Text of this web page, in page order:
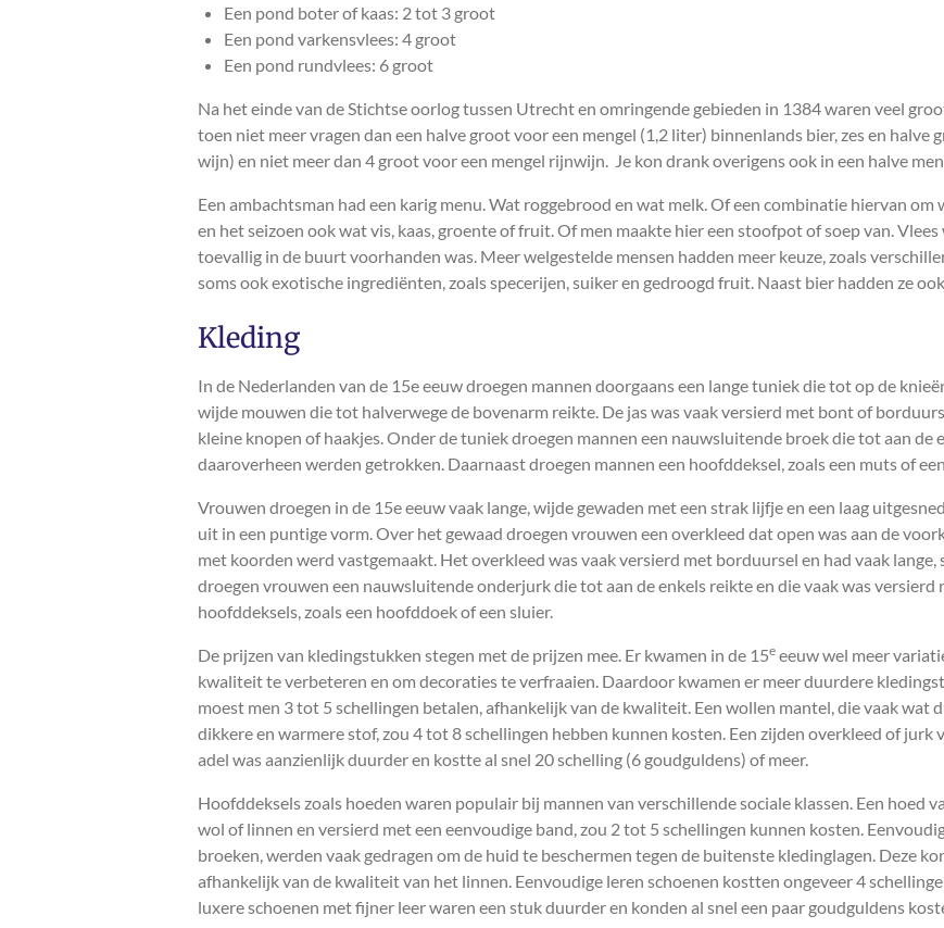
Een pond boter of kaas: 2 tot 3 groot
Een pond varkensvlees: 4 groot
Een pond rundvlees: 6 groot
Na het einde van de Stichtse oorlog tussen Utrecht en omringende gebieden in 1384 waren veel
toen niet meer vragen dan een halve groot voor een mengel (1,2 liter) binnenlands bier, zes en halve
wijn) en niet meer dan 4 groot voor een mengel rijnwijn. Je kon drank overigens ook in een halve
Een ambachtsman had een karig menu. Wat roggebrood en wat melk. Of een combinatie hiervan
en het seizoen ook wat vis, kaas, groente of fruit. Of men maakte hier een stoofpot of soep van.
toevallig in de buurt voorhanden was. Meer welgestelde mensen hadden meer keuze, zoals
soms ook exotische ingrediënten, zoals specerijen, suiker en gedroogd fruit. Naast bier hadden ze
Kleding
In de Nederlanden van de 15e eeuw droegen mannen doorgaans een lange tuniek die tot op de
wijde mouwen die tot halverwege de bovenarm reikte. De jas was vaak versierd met bont of
kleine knopen of haakjes. Onder de tuniek droegen mannen een nauwsluitende broek die tot aan de
daaroverheen werden getrokken. Daarnaast droegen mannen een hoofddeksel, zoals een muts of
Vrouwen droegen in de 15e eeuw vaak lange, wijde gewaden met een strak lijfje en een laag
uit in een puntige vorm. Over het gewaad droegen vrouwen een overkleed dat open was aan de
met koorden werd vastgemaakt. Het overkleed was vaak versierd met borduursel en had vaak
droegen vrouwen een nauwsluitende onderjurk die tot aan de enkels reikte en die vaak was
hoofddeksels, zoals een hoofddoek of een sluier.
De prijzen van kledingstukken stegen met de prijzen mee. Er kwamen in de 15e eeuw wel meer
kwaliteit te verbeteren en om decoraties te verfraaien. Daardoor kwamen er meer duurdere
moest men 3 tot 5 schellingen betalen, afhankelijk van de kwaliteit. Een wollen mantel, die vaak wat
dikkere en warmere stof, zou 4 tot 8 schellingen hebben kunnen kosten. Een zijden overkleed of jurk
adel was aanzienlijk duurder en kostte al snel 20 schelling (6 goudguldens) of meer.
Hoofddeksels zoals hoeden waren populair bij mannen van verschillende sociale klassen. Een hoed
wol of linnen en versierd met een eenvoudige band, zou 2 tot 5 schellingen kunnen kosten.
broeken, werden vaak gedragen om de huid te beschermen tegen de buitenste kledinglagen. Deze
afhankelijk van de kwaliteit van het linnen. Eenvoudige leren schoenen kostten ongeveer 4
luxere schoenen met fijner leer waren een stuk duurder en konden al snel een paar goudguldens